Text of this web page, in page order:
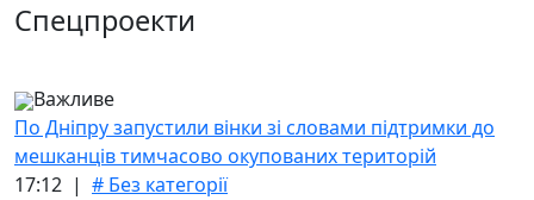
Спецпроекти
Важливе
По Дніпру запустили вінки зі словами підтримки до
мешканців тимчасово окупованих територій
17:12 | # Без категорії